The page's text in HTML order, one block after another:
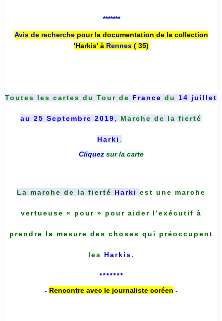
*******
Avis de recherche pour la documentation de la collection
'Harkis' à Rennes( 35)
Toutes les cartes du Tour de France du 14 juillet
au 25 Septembre 2019, Marche de la fierté
Harki
Cliquez sur la carte
La marche de la fierté Harki est une marche
vertueuse « pour » pour aider l’exécutif à
prendre la mesure des choses qui préoccupent
les Harkis.
*******
- Rencontre avec le journaliste coréen -